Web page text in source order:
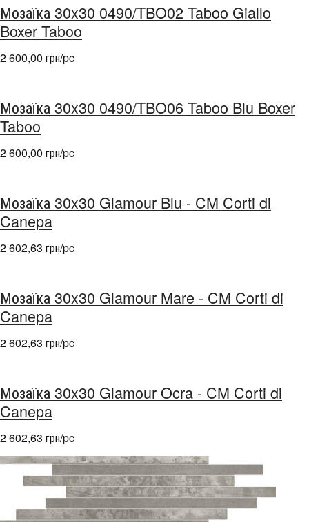
Мозаїка 30x30 0490/TBO02 Taboo Giallo
Boxer Taboo
2 600,00 грн/pc
Мозаїка 30x30 0490/TBO06 Taboo Blu Boxer
Taboo
2 600,00 грн/pc
Мозаїка 30x30 Glamour Blu - CM Corti di
Canepa
2 602,63 грн/pc
Мозаїка 30x30 Glamour Mare - CM Corti di
Canepa
2 602,63 грн/pc
Мозаїка 30x30 Glamour Ocra - CM Corti di
Canepa
2 602,63 грн/pc